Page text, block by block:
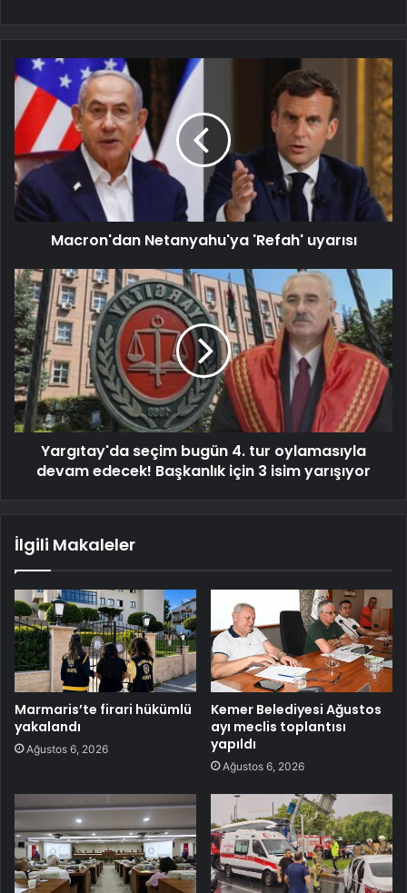
Macron'dan Netanyahu'ya 'Refah' uyarısı
Yargıtay'da seçim bugün 4. tur oylamasıyla
devam edecek! Başkanlık için 3 isim yarışıyor
İlgili Makaleler
Marmaris’te firari hükümlü
yakalandı
Ağustos 6, 2026
Kemer Belediyesi Ağustos
ayı meclis toplantısı
yapıldı
Ağustos 6, 2026